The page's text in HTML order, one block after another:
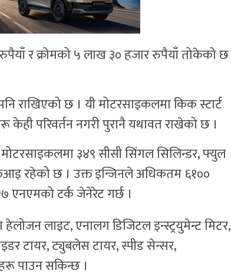
र क्रोमको ५ लाख ३० हजार रुपैयाँ तोकेको छ
राखिएको छ । यी मोटरसाइकलमा किक स्टार्ट
परिवर्तन नगरी पुरानै यथावत राखेको छ ।
३४९ सीसी सिंगल सिलिन्डर, फ्युल
रहेको छ । उक्त इन्जिनले अधिकतम ६१००
एनएमको टर्क जेनेरेट गर्छ ।
लाइट, एनालग डिजिटल इन्स्ट्रयुमेन्ट मिटर,
टायर, ट्युबलेस टायर, स्पीड सेन्सर,
पाउन सकिन्छ ।